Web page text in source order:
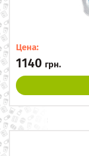
Цена:
1140 грн.